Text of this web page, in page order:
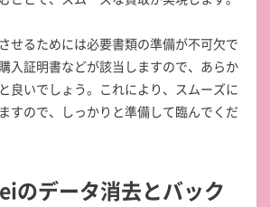
せるためには必要書類の準備が不可欠で
入証明書などが該当しますので、あらか
良いでしょう。これにより、スムーズに
すので、しっかりと準備して臨んでくだ
のデータ消去とバック